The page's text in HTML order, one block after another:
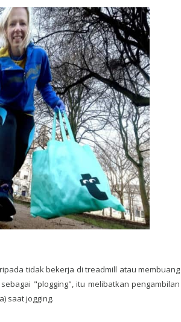
tidak bekerja di treadmill atau membuang
"plogging", itu melibatkan pengambilan
saat jogging.